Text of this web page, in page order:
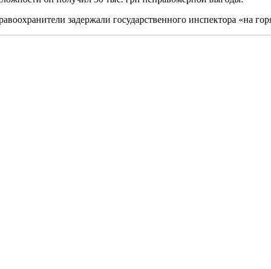
задержали государственного инспектора «на